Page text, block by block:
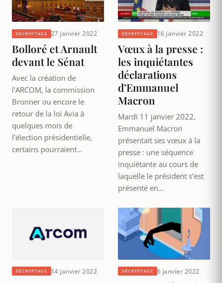
DÉCRYPTAGE 27 janvier 2022
Bolloré et Arnault
devant le Sénat
Avec la création de
l'ARCOM, la commission
Bronner ou encore le
retour de la loi Avia à
quelques mois de
l'élection présidentielle,
certains pourraient…
DÉCRYPTAGE 16 janvier 2022
Vœux à la presse :
les inquiétantes
déclarations
d’Emmanuel
Macron
Mardi 11 janvier 2022,
Emmanuel Macron
présentait ses vœux à la
presse : une séquence
inquiétante au cours de
laquelle le président s’est
présenté en…
DÉCRYPTAGE 14 janvier 2022 DÉCRYPTAGE 6 janvier 2022